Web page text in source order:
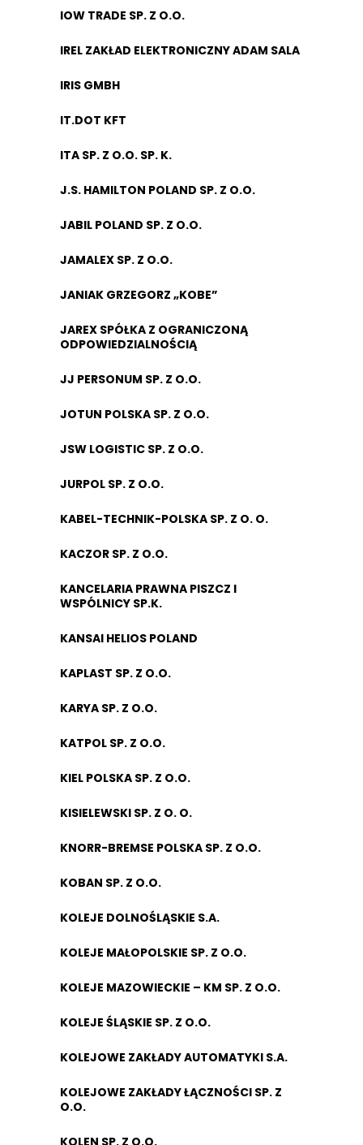
IOW TRADE SP. Z O.O.
IREL ZAKŁAD ELEKTRONICZNY ADAM SALA
IRIS GMBH
IT.DOT KFT
ITA SP. Z O.O. SP. K.
J.S. HAMILTON POLAND SP. Z O.O.
JABIL POLAND SP. Z O.O.
JAMALEX SP. Z O.O.
JANIAK GRZEGORZ „KOBE”
JAREX SPÓŁKA Z OGRANICZONĄ
ODPOWIEDZIALNOŚCIĄ
JJ PERSONUM SP. Z O.O.
JOTUN POLSKA SP. Z O.O.
JSW LOGISTIC SP. Z O.O.
JURPOL SP. Z O.O.
KABEL-TECHNIK-POLSKA SP. Z O. O.
KACZOR SP. Z O.O.
KANCELARIA PRAWNA PISZCZ I
WSPÓLNICY SP.K.
KANSAI HELIOS POLAND
KAPLAST SP. Z O.O.
KARYA SP. Z O.O.
KATPOL SP. Z O.O.
KIEL POLSKA SP. Z O.O.
KISIELEWSKI SP. Z O. O.
KNORR-BREMSE POLSKA SP. Z O.O.
KOBAN SP. Z O.O.
KOLEJE DOLNOŚLĄSKIE S.A.
KOLEJE MAŁOPOLSKIE SP. Z O.O.
KOLEJE MAZOWIECKIE – KM SP. Z O.O.
KOLEJE ŚLĄSKIE SP. Z O.O.
KOLEJOWE ZAKŁADY AUTOMATYKI S.A.
KOLEJOWE ZAKŁADY ŁĄCZNOŚCI SP. Z
O.O.
KOLEN SP. Z O.O.